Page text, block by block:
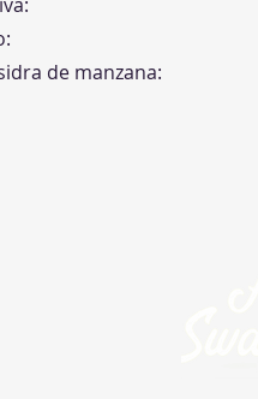
de manzana: